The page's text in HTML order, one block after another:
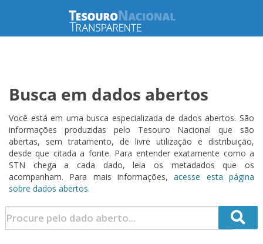
Busca em dados abertos
Você está em uma busca especializada de dados abertos. São
informações produzidas pelo Tesouro Nacional que são
abertas, sem tratamento, de livre utilização e distribuição,
desde que citada a fonte. Para entender exatamente como a
STN chega a cada dado, leia os metadados que os
acompanham. Para mais informações,acesse esta página
sobre dados abertos.